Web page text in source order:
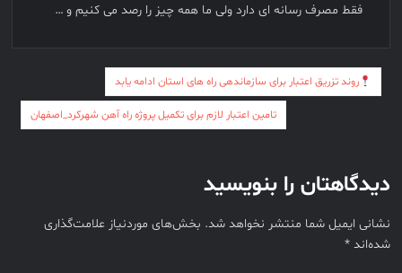
فقط مصرف رسانه ای دارد ولی ما همه چیز را رصد می کنیم و …
راهبری
روند تزریق اعتبار برای سازماندهی راه های استان ادامه یابد
تامین اعتبار لازم برای تکمیل پروژه راه آهن شهرکرد_اصفهان
دیدگاهتان را بنویسید
نشانی ایمیل شما منتشر نخواهد شد. بخش‌های موردنیاز علامت‌گذاری
شده‌اند*